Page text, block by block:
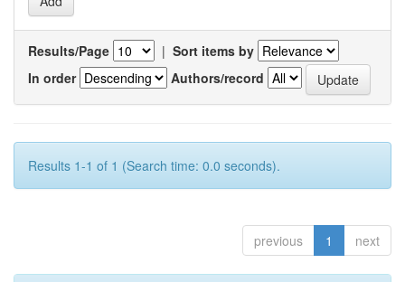
Results/Page | Sort items by
In order
Authors/record
Results 1-1 of 1 (Search time: 0.0 seconds).
previous 1 next